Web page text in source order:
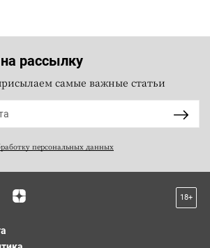
рассылку
самые важные статьи
персональных данных
18+